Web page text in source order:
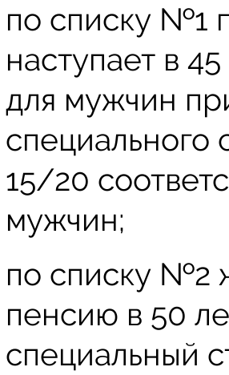
по списку №1
наступает в
для мужчин
15/20
мужчин;
по списку №2
пенсию в 50
специальный